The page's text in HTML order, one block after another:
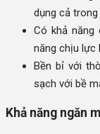
dụng cả
Có khả
năng chịu lực
Bền bỉ với
sạch với bề
Khả năng ngăn